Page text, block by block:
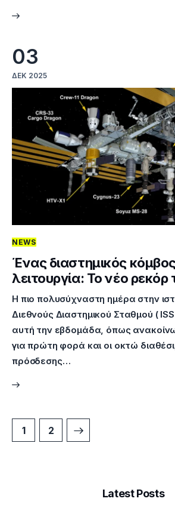
03
ΔΕΚ 2025
NEWS
Ένας διαστημικός
λειτουργία: Το νέο ρεκόρ
Η πιο πολυσύχναστη ημέρα στην
Διεθνούς Διαστημικού Σταθμού (
αυτή την εβδομάδα, όπως
για πρώτη φορά και οι οκτώ
πρόσδεσης…
1 2
Latest Posts